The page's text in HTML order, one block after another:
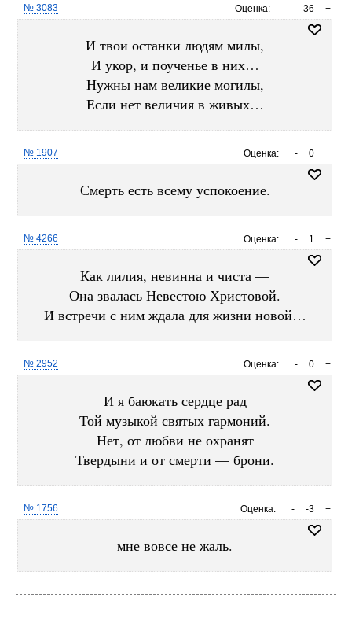
Оценка: +
-36
-
№ 3083
И твои останки людям милы,
И укор, и поученье в них…
Нужны нам великие могилы,
Если нет величия в живых…
Оценка: +
0
-
№ 1907
Смерть есть всему успокоение.
Оценка: +
1
-
№ 4266
Как лилия, невинна и чиста —
Она звалась Невестою Христовой.
И встречи с ним ждала для жизни новой…
Оценка: +
0
-
№ 2952
И я баюкать сердце рад
Той музыкой святых гармоний.
Нет, от любви не охранят
Твердыни и от смерти — брони.
Оценка: +
-3
-
№ 1756
мне вовсе не жаль.